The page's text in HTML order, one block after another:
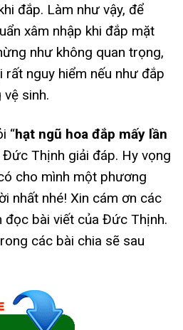
đắp. Làm như vậy, để
xâm nhập khi đắp mặt
như không quan trọng,
rất nguy hiểm nếu như đắp
sinh.
“hạt ngũ hoa đắp mấy lần
Thịnh giải đáp. Hy vọng
cho mình một phương
nhất nhé! Xin cám ơn các
đọc bài viết của Đức Thịnh.
các bài chia sẽ sau